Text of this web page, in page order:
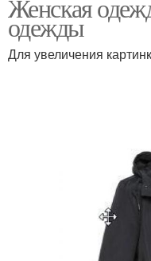
Женская
одежды
Для увеличения